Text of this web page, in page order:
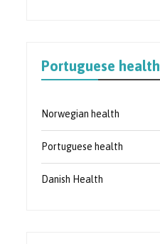
Portuguese health
Norwegian health
Portuguese health
Danish Health